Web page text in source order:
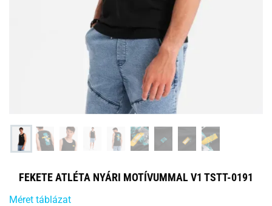
FEKETE ATLÉTA NYÁRI MOTÍVUMMAL V1 TSTT-0191
Méret táblázat